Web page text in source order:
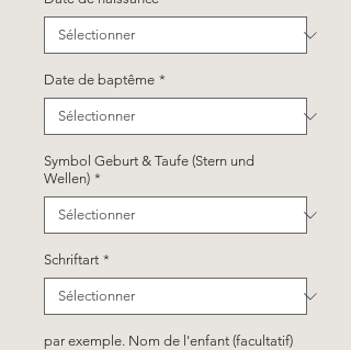
Date de baptême *
Symbol Geburt & Taufe (Stern und
Wellen) *
Schriftart *
par exemple. Nom de l'enfant (facultatif)